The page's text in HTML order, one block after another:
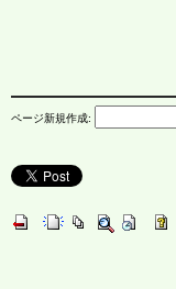
ページ新規作成: